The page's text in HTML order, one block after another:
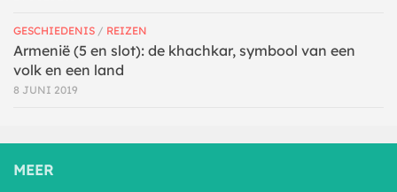
GESCHIEDENIS / REIZEN
Armenië (5 en slot): de khachkar, symbool van een
volk en een land
8 JUNI 2019
MEER